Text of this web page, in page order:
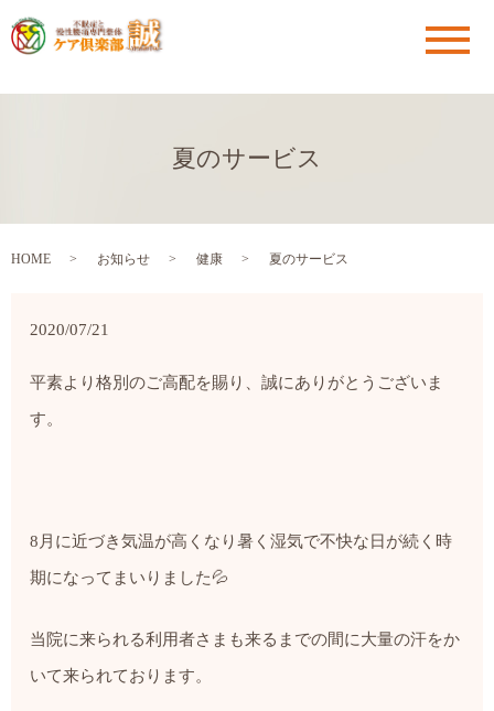
メ
夏のサービス
HOME お知らせ 健康 夏のサービス
2020/07/21
平素より格別のご高配を賜り、誠にありがとうございま
す。
8 月に近づき気温が高くなり暑く湿気で不快な日が続く時
期になってまいりました💦
当院に来られる利用者さまも来るまでの間に大量の汗をか
いて来られております。